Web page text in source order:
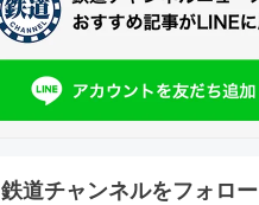
鉄道チャンネルをフォロー